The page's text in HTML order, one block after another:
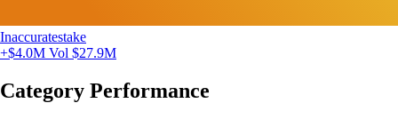
Inaccuratestake
+$4.0M Vol $27.9M
Category Performance